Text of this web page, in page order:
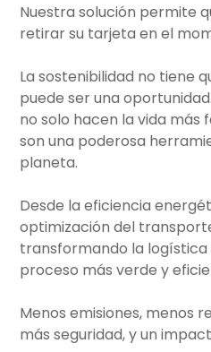
Nuestra solución permite
retirar su tarjeta en el
La sostenibilidad no tiene
puede ser una
no solo hacen la vida más
son una poderosa
planeta.
Desde la eficiencia
optimización del
transformando la logística
proceso más verde y
Menos emisiones, menos
más seguridad, y un